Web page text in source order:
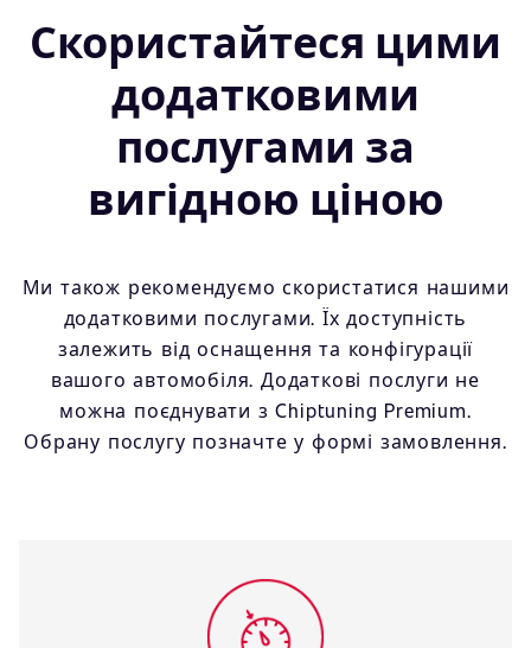
Скористайтеся цими
додатковими
послугами за
вигідною ціною
Ми також рекомендуємо скористатися нашими
додатковими послугами. Їх доступність
залежить від оснащення та конфігурації
вашого автомобіля. Додаткові послуги не
можна поєднувати з Chiptuning Premium.
Обрану послугу позначте у формі замовлення.